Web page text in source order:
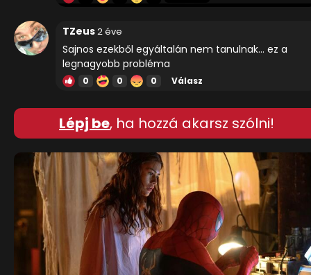
TZeus2 éve
Sajnos ezekből egyáltalán nem tanulnak... ez a
legnagyobb probléma
0 0 0 Válasz
Lépj be, ha hozzá akarsz szólni!